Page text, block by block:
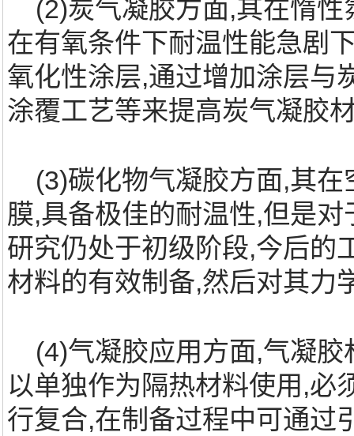
(2)炭气凝胶方面,其在惰性
在有氧条件下耐温性能急剧
氧化性涂层,通过增加涂层与
涂覆工艺等来提高炭气凝胶
(3)碳化物气凝胶方面,其在
膜,具备极佳的耐温性,但是
研究仍处于初级阶段,今后的
材料的有效制备,然后对其力
(4)气凝胶应用方面,气凝胶
以单独作为隔热材料使用,必
行复合,在制备过程中可通过